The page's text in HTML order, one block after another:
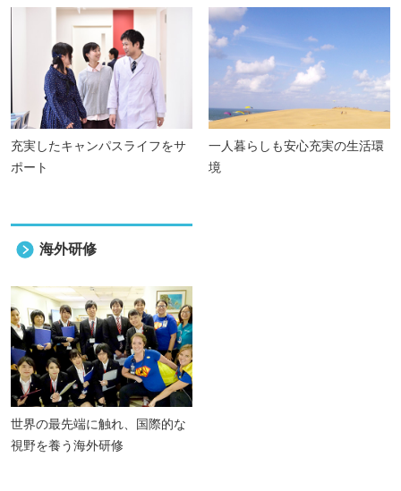
充実したキャンパスライフをサ
ポート
一人暮らしも安心充実の生活環
境
海外研修
世界の最先端に触れ、国際的な
視野を養う海外研修